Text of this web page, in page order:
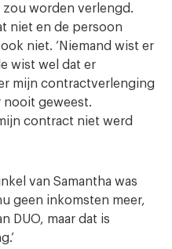
worden verlengd.
niet en de persoon
niet. ‘Niemand wist er
wist wel dat er
mijn contractverlenging
nooit geweest.
contract niet werd
van Samantha was
geen inkomsten meer,
DUO, maar dat is